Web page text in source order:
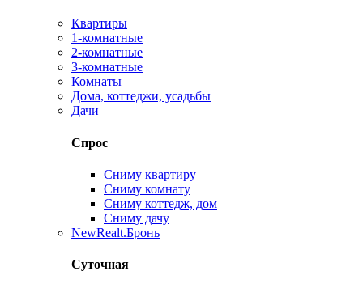
Квартиры
1-комнатные
2-комнатные
3-комнатные
Комнаты
Дома, коттеджи, усадьбы
Дачи
Спрос
Сниму квартиру
Сниму комнату
Сниму коттедж, дом
Сниму дачу
NewRealt.Бронь
Суточная